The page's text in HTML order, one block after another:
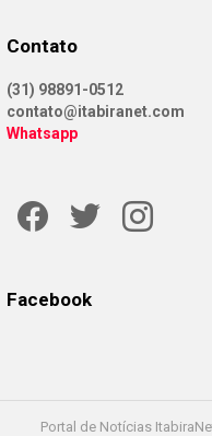
Contato
(31) 98891-0512
contato@itabiranet.com
Whatsapp
Facebook
Portal de Notícias